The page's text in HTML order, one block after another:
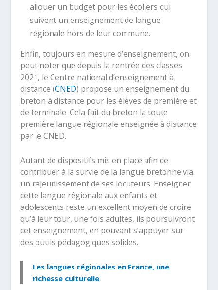
allouer un budget pour les écoliers qui
suivent un enseignement de langue
régionale hors de leur commune.
Enfin, toujours en mesure d’enseignement, on
peut noter que depuis la rentrée des classes
2021, le Centre national d’enseignement à
distance (CNED) propose un enseignement du
breton à distance pour les élèves de première et
de terminale. Cela fait du breton la toute
première langue régionale enseignée à distance
par le CNED.
Autant de dispositifs mis en place afin de
contribuer à la survie de la langue bretonne via
un rajeunissement de ses locuteurs. Enseigner
cette langue régionale aux enfants et
adolescents reste un excellent moyen de croire
qu’à leur tour, une fois adultes, ils poursuivront
cet enseignement, en pouvant s’appuyer sur
des outils pédagogiques solides.
Les langues régionales en France, une
richesse culturelle